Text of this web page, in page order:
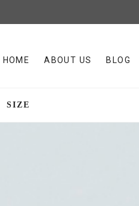
HOME ABOUT US BLOG
SIZE